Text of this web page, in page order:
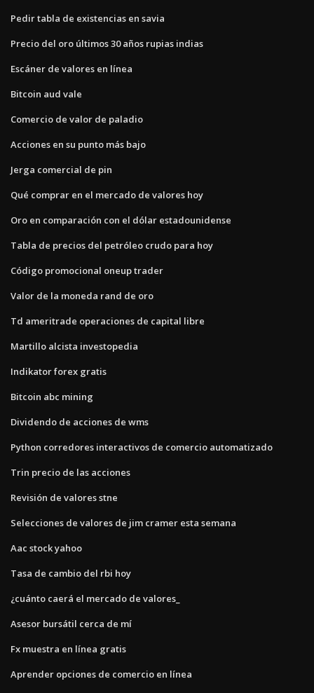
Pedir tabla de existencias en savia
Precio del oro últimos 30 años rupias indias
Escáner de valores en línea
Bitcoin aud vale
Comercio de valor de paladio
Acciones en su punto más bajo
Jerga comercial de pin
Qué comprar en el mercado de valores hoy
Oro en comparación con el dólar estadounidense
Tabla de precios del petróleo crudo para hoy
Código promocional oneup trader
Valor de la moneda rand de oro
Td ameritrade operaciones de capital libre
Martillo alcista investopedia
Indikator forex gratis
Bitcoin abc mining
Dividendo de acciones de wms
Python corredores interactivos de comercio automatizado
Trin precio de las acciones
Revisión de valores stne
Selecciones de valores de jim cramer esta semana
Aac stock yahoo
Tasa de cambio del rbi hoy
¿cuánto caerá el mercado de valores_
Asesor bursátil cerca de mí
Fx muestra en línea gratis
Aprender opciones de comercio en línea